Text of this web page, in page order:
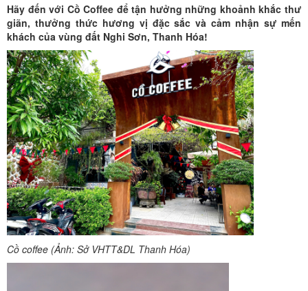
Hãy đến với Cồ Coffee để tận hưởng những khoảnh khắc thư
giãn, thưởng thức hương vị đặc sắc và cảm nhận sự mến
khách của vùng đất Nghi Sơn, Thanh Hóa!
Cồ coffee (Ảnh: Sở VHTT&DL Thanh Hóa)